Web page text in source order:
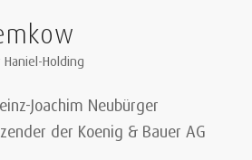
Holding
Joachim Neubürger
der Koenig & Bauer AG